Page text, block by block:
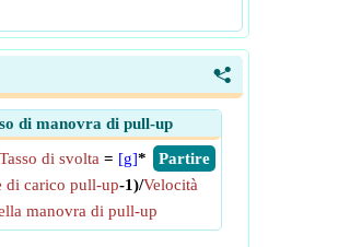
<
di manovra di pull-up
​ Partire
Tasso di svolta = [g]*
di carico pull-up-1)/Velocità
manovra di pull-up